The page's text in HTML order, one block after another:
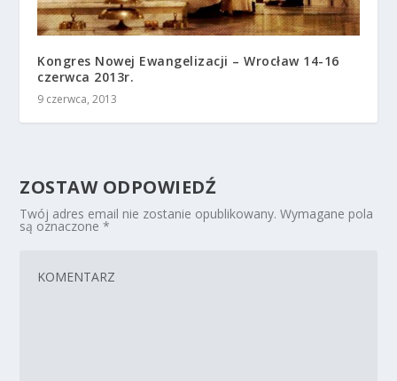
Kongres Nowej Ewangelizacji – Wrocław 14-16
czerwca 2013r.
9 czerwca, 2013
ZOSTAW ODPOWIEDŹ
Twój adres email nie zostanie opublikowany. Wymagane pola
są oznaczone*